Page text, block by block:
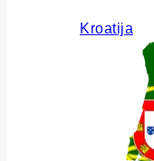
Kroatija